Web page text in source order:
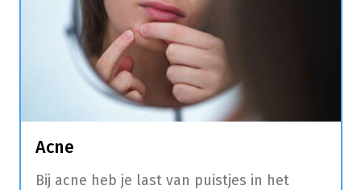
Acne
Bij acne heb je last van puistjes in het